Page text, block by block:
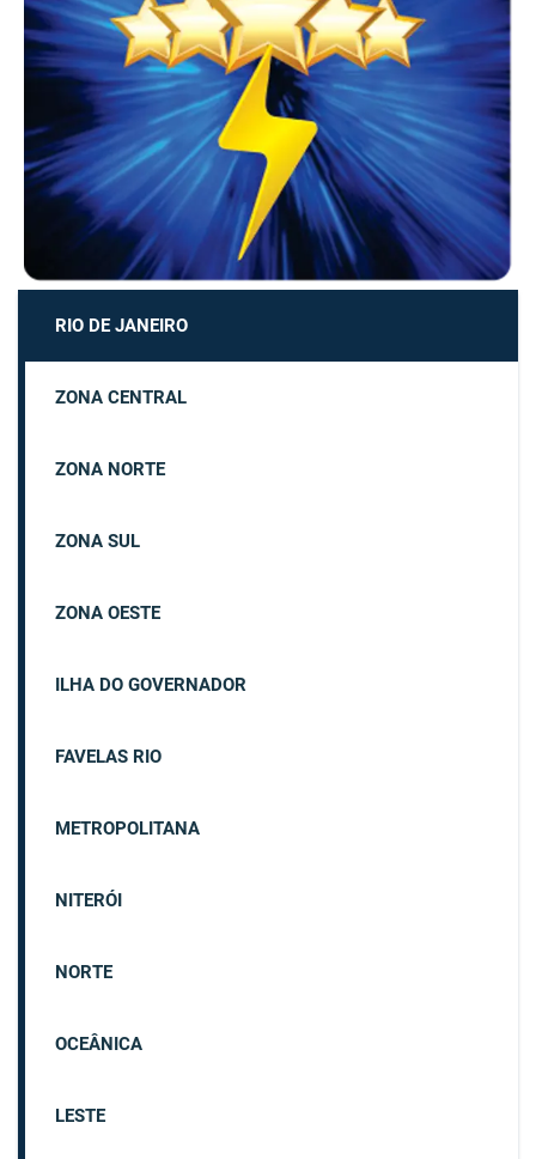
RIO DE JANEIRO
ZONA CENTRAL
ZONA NORTE
ZONA SUL
ZONA OESTE
ILHA DO GOVERNADOR
FAVELAS RIO
METROPOLITANA
NITERÓI
NORTE
OCEÂNICA
LESTE